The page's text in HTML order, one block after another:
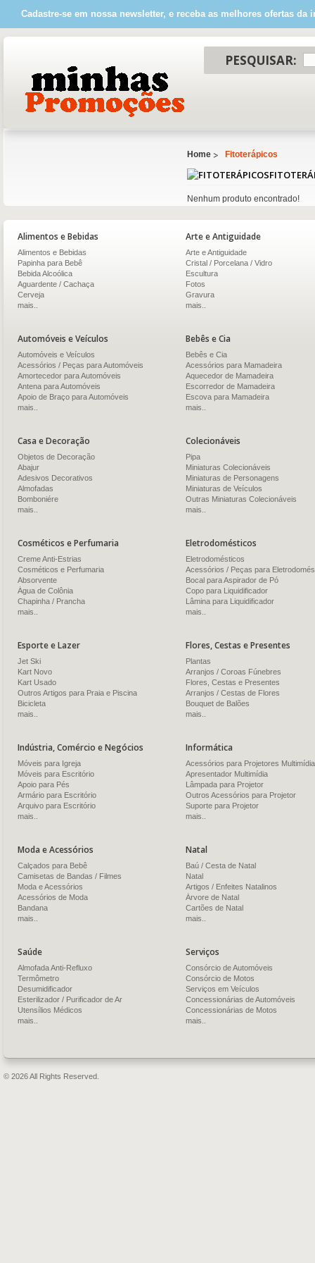
Cadastre-se em nossa newsletter, e receba as melhores ofertas da
PESQUISAR:
Home Fitoterápicos
Nenhum produto encontrado!
Alimentos e Bebidas
Alimentos e Bebidas
Papinha para Bebê
Bebida Alcoólica
Aguardente / Cachaça
Cerveja
mais..
Arte e Antiguidade
Arte e Antiguidade
Cristal / Porcelana / Vidro
Escultura
Fotos
Gravura
mais..
Automóveis e Veículos
Automóveis e Veículos
Acessórios / Peças para Automóveis
Amortecedor para Automóveis
Antena para Automóveis
Apoio de Braço para Automóveis
mais..
Bebês e Cia
Bebês e Cia
Acessórios para Mamadeira
Aquecedor de Mamadeira
Escorredor de Mamadeira
Escova para Mamadeira
mais..
Casa e Decoração
Objetos de Decoração
Abajur
Adesivos Decorativos
Almofadas
Bomboniére
mais..
Colecionáveis
Pipa
Miniaturas Colecionáveis
Miniaturas de Personagens
Miniaturas de Veículos
Outras Miniaturas Colecionáveis
mais..
Cosméticos e Perfumaria
Creme Anti-Estrias
Cosméticos e Perfumaria
Absorvente
Água de Colônia
Chapinha / Prancha
mais..
Eletrodomésticos
Eletrodomésticos
Acessórios / Peças para
Bocal para Aspirador de Pó
Copo para Liquidificador
Lâmina para Liquidificador
mais..
Esporte e Lazer
Jet Ski
Kart Novo
Kart Usado
Outros Artigos para Praia e Piscina
Bicicleta
mais..
Flores, Cestas e Presentes
Plantas
Arranjos / Coroas Fúnebres
Flores, Cestas e Presentes
Arranjos / Cestas de Flores
Bouquet de Balões
mais..
Indústria, Comércio e Negócios
Móveis para Igreja
Móveis para Escritório
Apoio para Pés
Armário para Escritório
Arquivo para Escritório
mais..
Informática
Acessórios para Projetores Multimídia
Apresentador Multimídia
Lâmpada para Projetor
Outros Acessórios para Projetor
Suporte para Projetor
mais..
Moda e Acessórios
Calçados para Bebê
Camisetas de Bandas / Filmes
Moda e Acessórios
Acessórios de Moda
Bandana
mais..
Natal
Baú / Cesta de Natal
Natal
Artigos / Enfeites Natalinos
Árvore de Natal
Cartões de Natal
mais..
Saúde
Almofada Anti-Refluxo
Termômetro
Desumidificador
Esterilizador / Purificador de Ar
Utensílios Médicos
mais..
Serviços
Consórcio de Automóveis
Consórcio de Motos
Serviços em Veículos
Concessionárias de Automóveis
Concessionárias de Motos
mais..
© 2026 All Rights Reserved.